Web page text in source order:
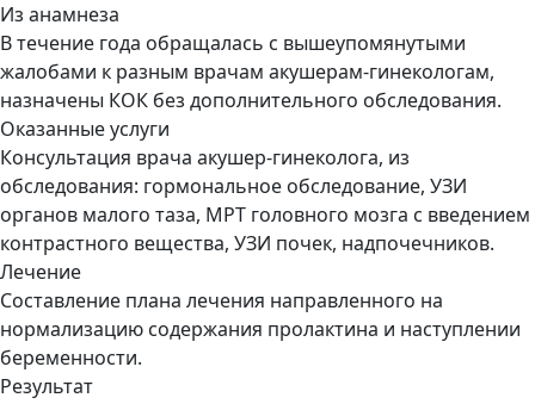
Из анамнеза
В течение года обращалась с вышеупомянутыми
жалобами к разным врачам акушерам-гинекологам,
назначены КОК без дополнительного обследования.
Оказанные услуги
Консультация врача акушер-гинеколога, из
обследования: гормональное обследование, УЗИ
органов малого таза, МРТ головного мозга с введением
контрастного вещества, УЗИ почек, надпочечников.
Лечение
Составление плана лечения направленного на
нормализацию содержания пролактина и наступлении
беременности.
Результат